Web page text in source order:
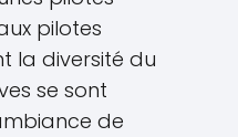
pilotes
la diversité du
se sont
de